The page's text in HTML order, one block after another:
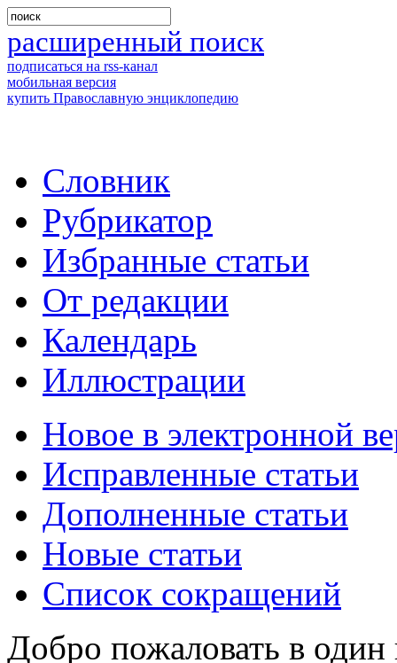
расширенный поиск
подписаться на rss-канал
мобильная версия
купить Православную энциклопедию
Словник
Рубрикатор
Избранные статьи
От редакции
Календарь
Иллюстрации
Новое в электронной
Исправленные статьи
Дополненные статьи
Новые статьи
Список сокращений
Добро пожаловать в